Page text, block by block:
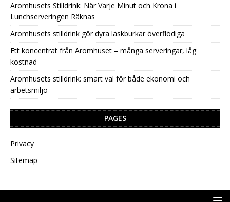
Aromhusets Stilldrink: När Varje Minut och Krona i
Lunchserveringen Räknas
Aromhusets stilldrink gör dyra läskburkar överflödiga
Ett koncentrat från Aromhuset – många serveringar, låg
kostnad
Aromhusets stilldrink: smart val för både ekonomi och
arbetsmiljö
PAGES
Privacy
Sitemap